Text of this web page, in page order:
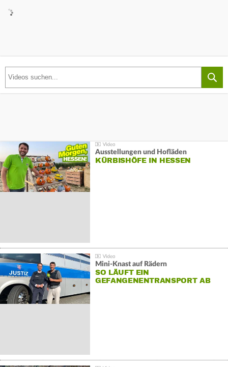
Ausstellungen und Hofläden
KÜRBISHÖFE IN HESSEN
Mini-Knast auf Rädern
SO LÄUFT EIN
GEFANGENENTRANSPORT AB